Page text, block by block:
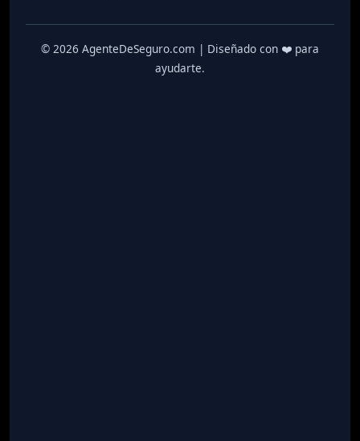
© 2026 AgenteDeSeguro.com | Diseñado con ❤️ para
ayudarte.